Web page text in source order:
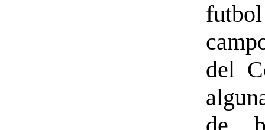
del